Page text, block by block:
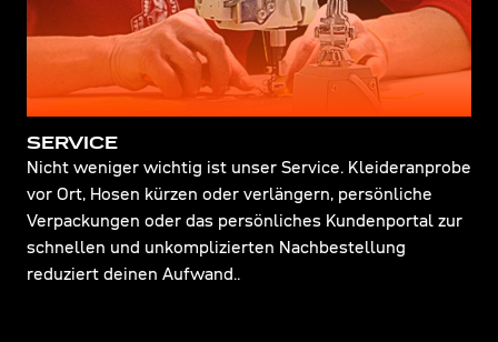
SERVICE
Nicht weniger wichtig ist unser Service. Kleideranprobe
vor Ort, Hosen kürzen oder verlängern, persönliche
Verpackungen oder das persönliches Kundenportal zur
schnellen und unkomplizierten Nachbestellung
reduziert deinen Aufwand..